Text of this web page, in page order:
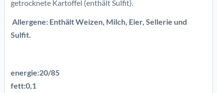
getrocknete Kartoffel (enthält Sulfit).
Allergene: Enthält Weizen, Milch, Eier, Sellerie und
Sulfit.
energie:20/85
fett:0,1